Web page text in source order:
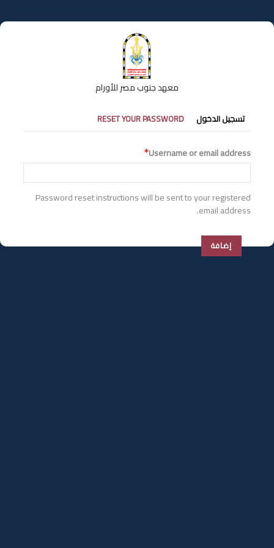
إلى
المحتوى
معهد جنوب مصر للأورام
التبويبات
الأساسية
تسجيل الدخول RESET YOUR PASSWORD
Username or email address
Password reset instructions will be sent to your registered
email address.